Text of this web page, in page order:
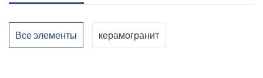
Все элементы керамогранит